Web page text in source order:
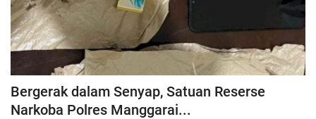
Bergerak dalam Senyap, Satuan Reserse
Narkoba Polres Manggarai...